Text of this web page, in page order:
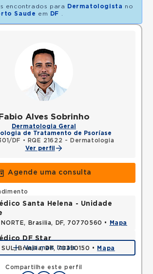
encontrados para Dermatologista no
Saude em DF
Fabio Alves Sobrinho
Dermatologia Geral
de Tratamento de Psoríase
DF •
RQE 21622 - Dermatologia
Ver perfil
Agende uma consulta
Compartilhe este perfil
Santa Helena - Unidade
NORTE, Brasilia, DF, 70770560 • Mapa
DF Star
SUL, Brasilia, DF, 70390150 • Mapa
Veja mais locais